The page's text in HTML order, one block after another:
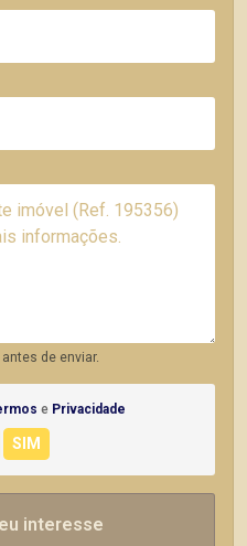
de enviar.
e Privacidade
interesse